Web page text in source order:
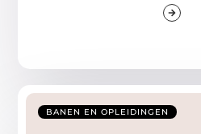
BANEN EN OPLEIDINGEN